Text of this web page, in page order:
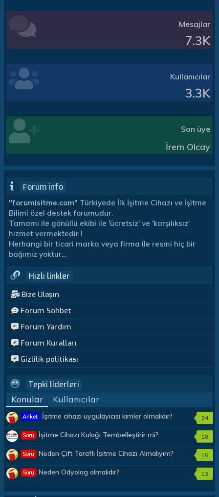
Mesajlar
7.3K
Kullanıcılar
3.3K
Son üye
İrem Olcay
Forum info
"forumisitme.com" Türkiyede İlk İşitme Cihazı ve İşitme
Bilimi özel destek forumudur.
Tamami ile gönüllü ekibi ile 'ücretsiz' ve 'karşılıksız'
hizmet vermektedir !
Herhangi bir ticari marka veya firma ile resmi hiç bir
bağımız yoktur...
Hızlı linkler
Bize Ulaşın
Forum Sohbet
Forum Yardım
Forum Kuralları
Gizlilik politikası
Tepki liderleri
Konular Kullanıcılar
Anket İşitme cihazı uygulayıcısı kimler olmalıdır? 24
Soru İşitme Cihazı Kulağı Tembelleştirir mi? 18
Soru Neden Çift Taraflı İşitme Cihazı Almalıyım? 15
Soru Neden Odyolog olmalıdır? 13